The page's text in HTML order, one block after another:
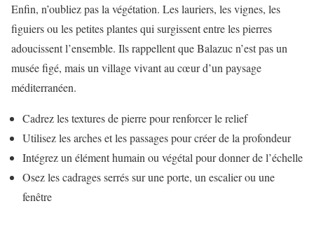
Enfin, n’oubliez pas la végétation. Les lauriers, les vignes, les
figuiers ou les petites plantes qui surgissent entre les pierres
adoucissent l’ensemble. Ils rappellent que Balazuc n’est pas un
musée figé, mais un village vivant au cœur d’un paysage
méditerranéen.
Cadrez les textures de pierre pour renforcer le relief
Utilisez les arches et les passages pour créer de la profondeur
Intégrez un élément humain ou végétal pour donner de l’échelle
Osez les cadrages serrés sur une porte, un escalier ou une
fenêtre